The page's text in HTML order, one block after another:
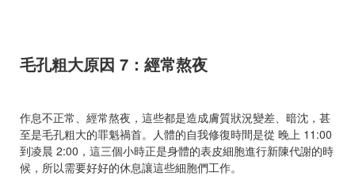
毛孔粗大原因 7：經常熬夜
作息不正常、經常熬夜，這些都是造成膚質狀況變差、暗沈，甚
至是毛孔粗大的罪魁禍首。人體的自我修復時間是從 晚上 11:00
到凌晨 2:00，這三個小時正是身體的表皮細胞進行新陳代謝的時
候，所以需要好好的休息讓這些細胞們工作。